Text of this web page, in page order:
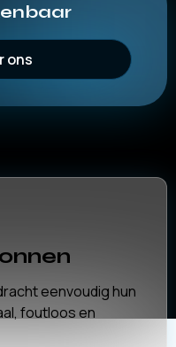
ons
eenvoudig hun
foutloos en